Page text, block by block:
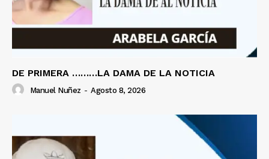
DE PRIMERA ………LA DAMA DE LA NOTICIA
Manuel Nuñez - Agosto 8, 2026